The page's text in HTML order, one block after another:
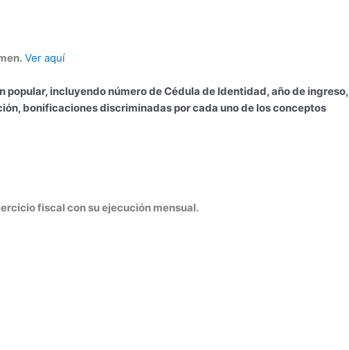
Ver aquí
incluyendo número de Cédula de Identidad, año de ingreso,
bonificaciones discriminadas por cada uno de los conceptos
fiscal con su ejecución mensual.